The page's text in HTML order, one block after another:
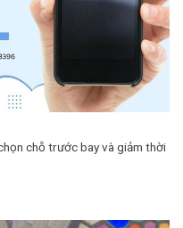
chỗ trước bay và giảm thời